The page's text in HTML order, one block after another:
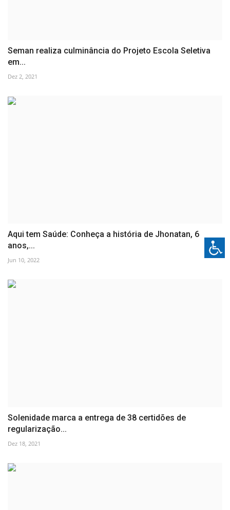
Seman realiza culminância do Projeto Escola Seletiva
em...
Dez 2, 2021
Aqui tem Saúde: Conheça a história de Jhonatan, 6
anos,...
Jun 10, 2022
Solenidade marca a entrega de 38 certidões de
regularização...
Dez 18, 2021